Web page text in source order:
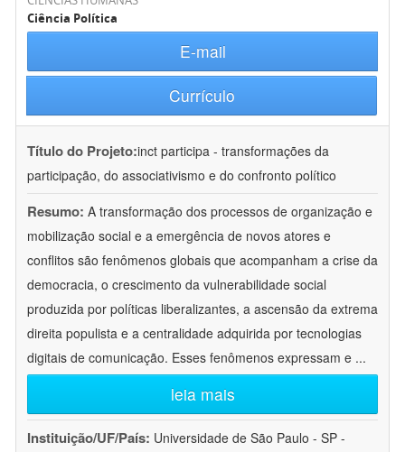
Ciência Política
E-mail
Currículo
Título do Projeto:inct participa - transformações da
participação, do associativismo e do confronto político
Resumo: A transformação dos processos de organização e
mobilização social e a emergência de novos atores e
conflitos são fenômenos globais que acompanham a crise da
democracia, o crescimento da vulnerabilidade social
produzida por políticas liberalizantes, a ascensão da extrema
direita populista e a centralidade adquirida por tecnologias
digitais de comunicação. Esses fenômenos expressam e ...
leia mais
Instituição/UF/País: Universidade de São Paulo - SP -